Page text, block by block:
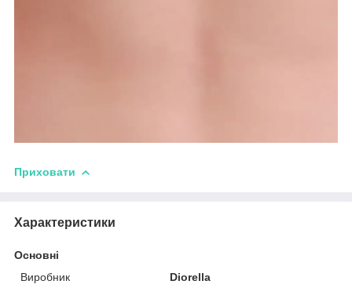
Приховати
Характеристики
Основні
Виробник
Diorella